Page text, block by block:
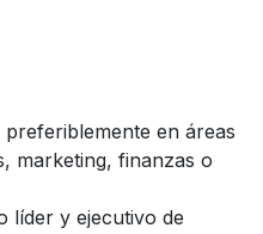
en áreas
marketing, finanzas o
líder y ejecutivo de